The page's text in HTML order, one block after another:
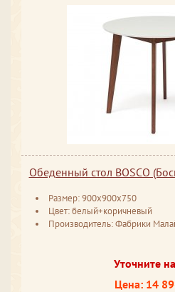
Обеденный стол BOSCO
Размер: 900x900x750
Цвет: белый+коричневый
Производитель: Фабрики
Уточните
Цена: 14